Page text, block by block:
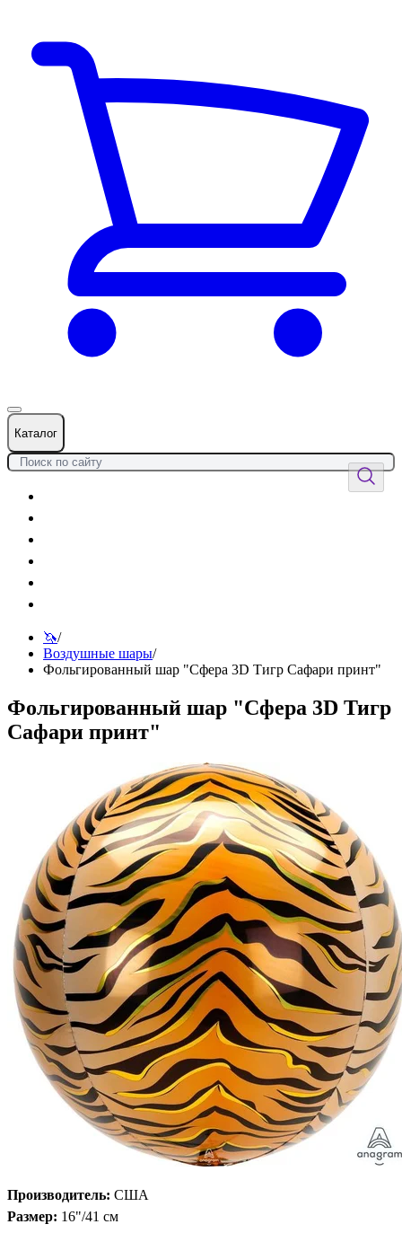
Каталог
🦄/
Воздушные шары/
Фольгированный шар "Сфера 3D Тигр Сафари принт"
Фольгированный шар "Сфера 3D Тигр
Сафари принт"
Производитель: США
Размер: 16"/41 см